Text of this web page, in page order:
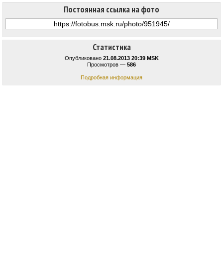
Статистика
Опубликовано 21.08.2013 20:39 MSK
Просмотров — 586
Подробная информация
Постоянная ссылка на фото